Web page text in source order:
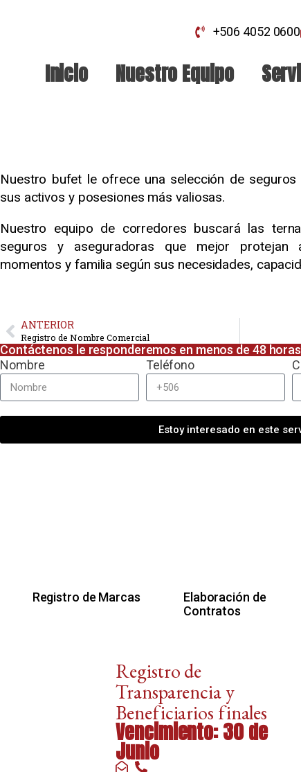
+506 4052 0600
Inicio Nuestro Equipo
Nuestro bufet le ofrece una selección de
sus activos y posesiones más valiosas.
Nuestro equipo de corredores buscará las
seguros y aseguradoras que mejor protejan
momentos y familia según sus necesidades,
ANTERIOR
Registro de Nombre Comercial
Contáctenos le responderemos en menos de 48 horas
Nombre
Teléfono
Estoy interesado en este
Registro de Marcas
Elaboración de
Contratos
Registro de
Transparencia y
Beneficiarios finales
Vencimiento: 30 de
Junio